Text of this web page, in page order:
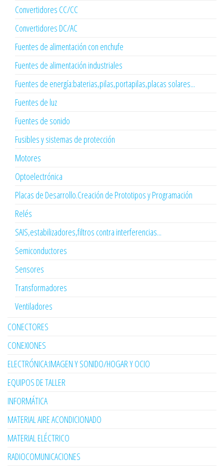
Convertidores CC/CC
Convertidores DC/AC
Fuentes de alimentación con enchufe
Fuentes de alimentación industriales
Fuentes de energía:baterias,pilas,portapilas,placas solares...
Fuentes de luz
Fuentes de sonido
Fusibles y sistemas de protección
Motores
Optoelectrónica
Placas de Desarrollo.Creación de Prototipos y Programación
Relés
SAIS,estabilizadores,filtros contra interferencias...
Semiconductores
Sensores
Transformadores
Ventiladores
CONECTORES
CONEXIONES
ELECTRÓNICA:IMAGEN Y SONIDO/HOGAR Y OCIO
EQUIPOS DE TALLER
INFORMÁTICA
MATERIAL AIRE ACONDICIONADO
MATERIAL ELÉCTRICO
RADIOCOMUNICACIONES